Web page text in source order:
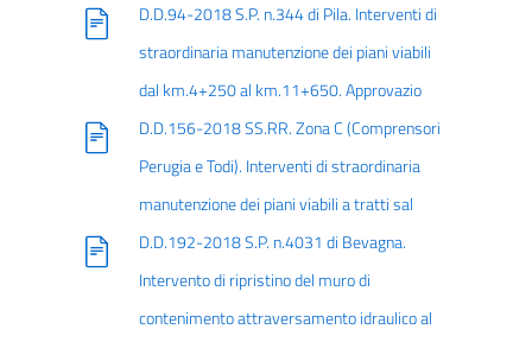
D.D.94-2018 S.P. n.344 di Pila. Interventi di
straordinaria manutenzione dei piani viabili
dal km.4+250 al km.11+650. Approvazio
D.D.156-2018 SS.RR. Zona C (Comprensori
Perugia e Todi). Interventi di straordinaria
manutenzione dei piani viabili a tratti sal
D.D.192-2018 S.P. n.4031 di Bevagna.
Intervento di ripristino del muro di
contenimento attraversamento idraulico al